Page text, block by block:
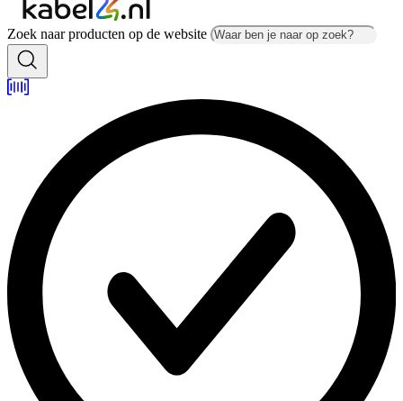
Zoek naar producten op de website